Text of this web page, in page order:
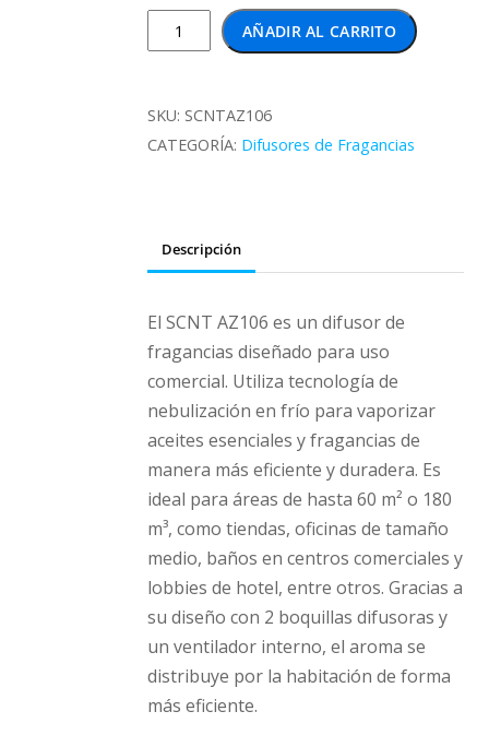
Difusor
de
Cobertura
180M3
cantidad
AÑADIR AL CARRITO
SKU: SCNTAZ106
CATEGORÍA: Difusores de Fragancias
Descripción
El SCNT AZ106 es un difusor de
fragancias diseñado para uso
comercial. Utiliza tecnología de
nebulización en frío para vaporizar
aceites esenciales y fragancias de
manera más eficiente y duradera. Es
ideal para áreas de hasta 60 m² o 180
m³, como tiendas, oficinas de tamaño
medio, baños en centros comerciales y
lobbies de hotel, entre otros. Gracias a
su diseño con 2 boquillas difusoras y
un ventilador interno, el aroma se
distribuye por la habitación de forma
más eficiente.